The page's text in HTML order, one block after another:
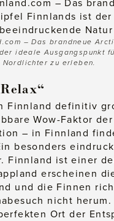
– Das brandneue
ideale Ausgangspunkt
Nordlichter zu erleben.
Finnland definitiv
Wow-Faktor
– in Finnland
besonders
Finnland ist einer
erscheinen
und die Finnen
nicht
Ort der